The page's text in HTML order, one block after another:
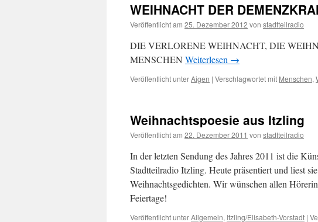
23.
Dezember:
Armut
in
nächster
Nähe
WEIHNACHT DER
Veröffentlicht am 25. Dezember 2012 von stadtteilradio
DIE VERLORENE WEIHNACHT, DIE
MENSCHEN Weiterlesen →
Veröffentlicht unterAigen | Verschlagwortet mit Menschen,
Weihnachtspoesie aus Itzling
Veröffentlicht am 22. Dezember 2011 von stadtteilradio
In der letzten Sendung des Jahres 2011 ist die
Stadtteilradio Itzling. Heute präsentiert und liest
Weihnachtsgedichten. Wir wünschen allen
Feiertage!
Veröffentlicht unterAllgemein, Itzling/Elisabeth-Vorstadt |